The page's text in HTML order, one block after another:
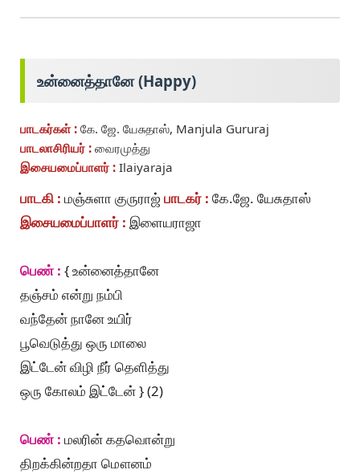
உன்னைத்தானே (Happy)
பாடகர்கள் : கே. ஜே. யேசுதாஸ், Manjula Gururaj
பாடலாசிரியர் : வைரமுத்து
இசையமைப்பாளர் : Ilaiyaraja
பாடகி : மஞ்சுளா குருராஜ் பாடகர் : கே.ஜே. யேசுதாஸ்
இசையமைப்பாளர் : இளையராஜா
பெண் : { உன்னைத்தானே
தஞ்சம் என்று நம்பி
வந்தேன் நானே உயிர்
பூவெடுத்து ஒரு மாலை
இட்டேன் விழி நீர் தெளித்து
ஒரு கோலம் இட்டேன் } (2)
பெண் : மலரின் கதவொன்று
திறக்கின்றதா மௌனம்